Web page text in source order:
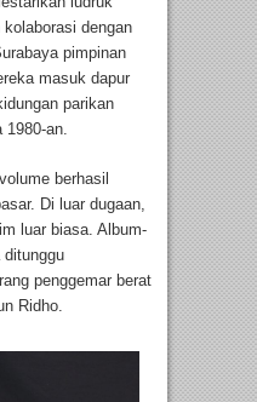
dengan
pimpinan
masuk dapur
parikan
1980-an.
berhasil
Di luar dugaan,
luar biasa. Album-
ditunggu
penggemar berat
Ridho.